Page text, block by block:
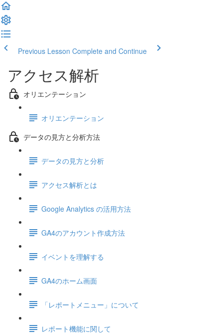
Previous Lesson Complete and Continue
アクセス解析
オリエンテーション
オリエンテーション
データの見方と分析方法
データの見方と分析
アクセス解析とは
Google Analytics の活用方法
GA4のアカウント作成方法
イベントを理解する
GA4のホーム画面
「レポートメニュー」について
レポート機能に関して